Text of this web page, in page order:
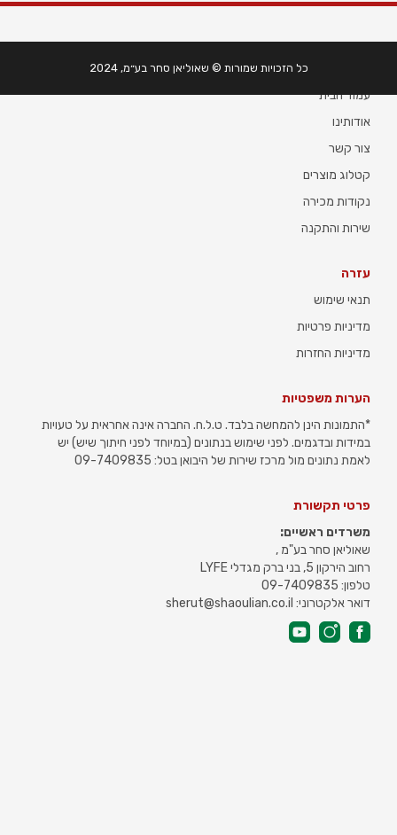
עמוד הבית
אודותינו
צור קשר
קטלוג מוצרים
נקודות מכירה
שירות והתקנה
עזרה
תנאי שימוש
מדיניות פרטיות
מדיניות החזרות
הערות משפטיות
*התמונות הינן להמחשה בלבד. ט.ל.ח. החברה אינה אחראית על טעויות
במידות ובדגמים. לפני שימוש בנתונים (במיוחד לפני חיתוך שיש) יש
לאמת נתונים מול מרכז שירות של היבואן בטל: 09-7409835
פרטי תקשורת
משרדים ראשיים:
שאוליאן סחר בע"מ ,
רחוב הירקון 5, בני ברק מגדלי LYFE
טלפון: 09-7409835
דואר אלקטרוני: sherut@shaoulian.co.il
כל הזכויות שמורות © שאוליאן סחר בע״מ, 2024